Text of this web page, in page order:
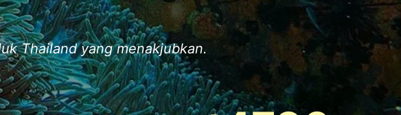
Thailand yang menakjubkan.